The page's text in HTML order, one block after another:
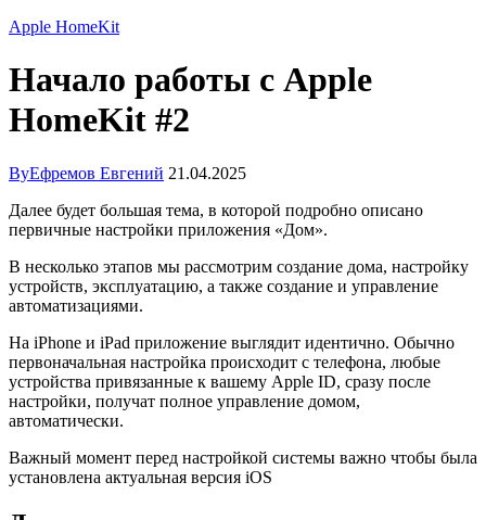
Apple HomeKit
Начало работы с Apple
HomeKit #2
ByЕфремов Евгений 21.04.2025
Далее будет большая тема, в которой подробно описано
первичные настройки приложения «Дом».
В несколько этапов мы рассмотрим создание дома, настройку
устройств, эксплуатацию, а также создание и управление
автоматизациями.
На iPhone и iPad приложение выглядит идентично. Обычно
первоначальная настройка происходит с телефона, любые
устройства привязанные к вашему Apple ID, сразу после
настройки, получат полное управление домом,
автоматически.
Важный момент перед настройкой системы важно чтобы была
установлена актуальная версия iOS